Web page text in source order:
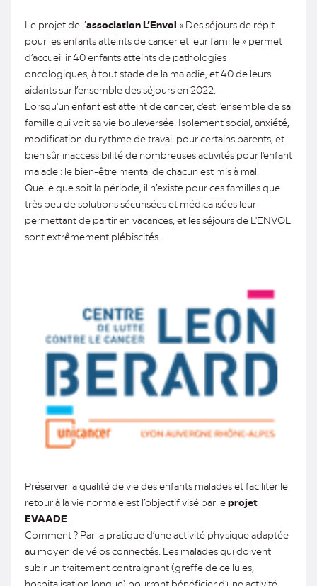
Le projet de l’association L’Envol « Des séjours de répit
pour les enfants atteints de cancer et leur famille » permet
d’accueillir 40 enfants atteints de pathologies
oncologiques, à tout stade de la maladie, et 40 de leurs
aidants sur l’ensemble des séjours en 2022.
Lorsqu'un enfant est atteint de cancer, c'est l'ensemble de sa
famille qui voit sa vie bouleversée. Isolement social, anxiété,
modification du rythme de travail pour certains parents, et
bien sûr inaccessibilité de nombreuses activités pour l'enfant
malade : le bien-être mental de chacun est mis à mal.
Quelle que soit la période, il n’existe pour ces familles que
très peu de solutions sécurisées et médicalisées leur
permettant de partir en vacances, et les séjours de L'ENVOL
sont extrêmement plébiscités.
Préserver la qualité de vie des enfants malades et faciliter le
retour à la vie normale est l’objectif visé par leprojet
EVAADE
Comment ? Par la pratique d’une activité physique adaptée
au moyen de vélos connectés. Les malades qui doivent
subir un traitement contraignant (greffe de cellules,